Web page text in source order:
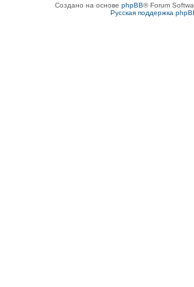
Создано на основе phpBB® Forum
Русская поддержка